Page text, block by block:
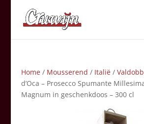
Home/ Mousserend / Italië/
d’Oca – Prosecco Spumante
Magnum in geschenkdoos – 300 cl